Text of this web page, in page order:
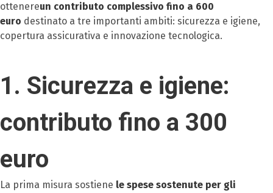
ottenereun contributo complessivo fino a 600
euro destinato a tre importanti ambiti: sicurezza e igiene,
copertura assicurativa e innovazione tecnologica.
1. Sicurezza e igiene:
contributo fino a 300
euro
La prima misura sostiene le spese sostenute per gli